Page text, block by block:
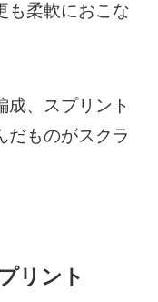
も柔軟におこな
成、スプリント
だものがスクラ
リント